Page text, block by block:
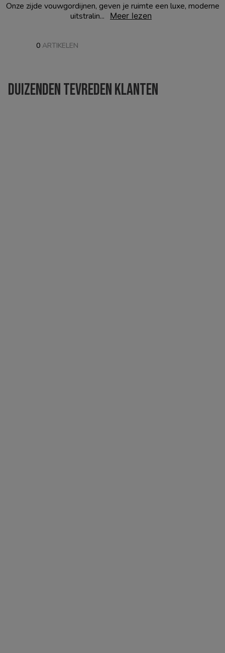
Onze zijde vouwgordijnen, geven je ruimte een luxe, moderne
uitstralin...
Meer lezen
0 ARTIKELEN
Duizenden tevreden klanten